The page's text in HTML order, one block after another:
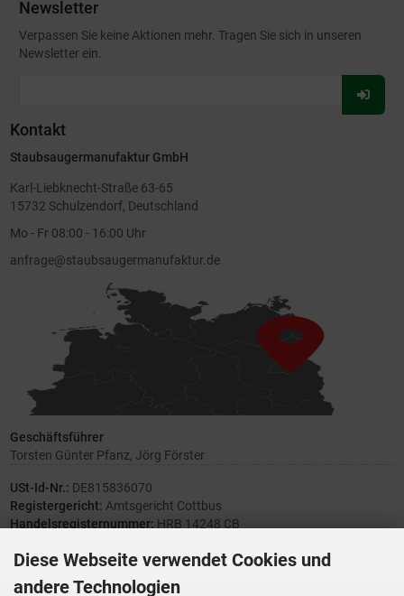
Newsletter
Verpassen Sie keine Aktionen mehr. Tragen Sie sich in unseren
Newsletter ein.
Für
Kontakt
Staubsaugermanufaktur GmbH
Karl-Liebknecht-Straße 63-65
15732 Schulzendorf, Deutschland
Mo - Fr 08:00 - 16:00 Uhr
anfrage@staubsaugermanufaktur.de
Geschäftsführer
Torsten Günter Pfanz, Jörg Förster
USt-Id-Nr.: DE815836070
Registergericht: Amtsgericht Cottbus
Handelsregisternummer: HRB 14248 CB
Diese Webseite verwendet Cookies und
andere Technologien